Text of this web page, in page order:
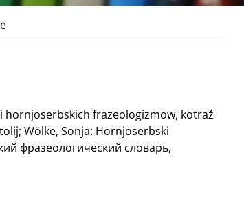
hornjoserbskich frazeologizmow, kotraž
Wölke, Sonja: Hornjoserbski
фразеологический словарь,